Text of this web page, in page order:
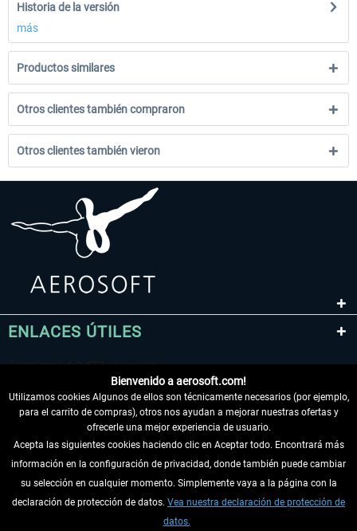
Historia de la versión
más
Productos similares
Otros clientes también compraron
Otros clientes también vieron
ENLACES ÚTILES
DESISTIR DEL CONTRATO
INFORMACIÓN
Bienvenido a aerosoft.com!
Utilizamos cookies Algunos de ellos son técnicamente necesarios (por ejemplo,
para el carrito de compras), otros nos ayudan a mejorar nuestras ofertas y
ofrecerle una mejor experiencia de usuario.
Acepta las siguientes cookies haciendo clic en Aceptar todo. Encontrará más
información en la configuración de privacidad, donde también puede cambiar
su selección en cualquier momento. Simplemente vaya a la página con la
declaración de protección de datos. Vea nuestra declaración de protección de
datos.